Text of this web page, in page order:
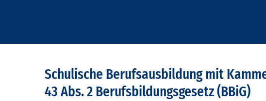
Schulische Berufsausbildung mit
43 Abs. 2 Berufsbildungsgesetz (BBiG)